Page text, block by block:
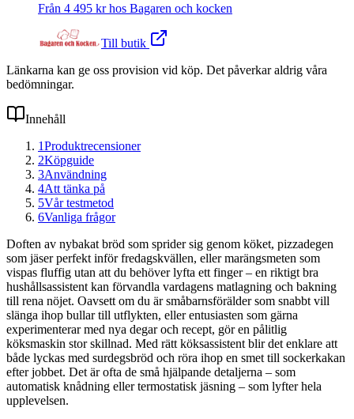
Från 4 495 kr hos Bagaren och kocken
Till butik
Länkarna kan ge oss provision vid köp. Det påverkar aldrig våra
bedömningar.
Innehåll
1Produktrecensioner
2Köpguide
3Användning
4Att tänka på
5Vår testmetod
6Vanliga frågor
Doften av nybakat bröd som sprider sig genom köket, pizzadegen
som jäser perfekt inför fredagskvällen, eller marängsmeten som
vispas fluffig utan att du behöver lyfta ett finger – en riktigt bra
hushållsassistent kan förvandla vardagens matlagning och bakning
till rena nöjet. Oavsett om du är småbarnsförälder som snabbt vill
slänga ihop bullar till utflykten, eller entusiasten som gärna
experimenterar med nya degar och recept, gör en pålitlig
köksmaskin stor skillnad. Med rätt köksassistent blir det enklare att
både lyckas med surdegsbröd och röra ihop en smet till sockerkakan
efter jobbet. Det är ofta de små hjälpande detaljerna – som
automatisk knådning eller termostatisk jäsning – som lyfter hela
upplevelsen.